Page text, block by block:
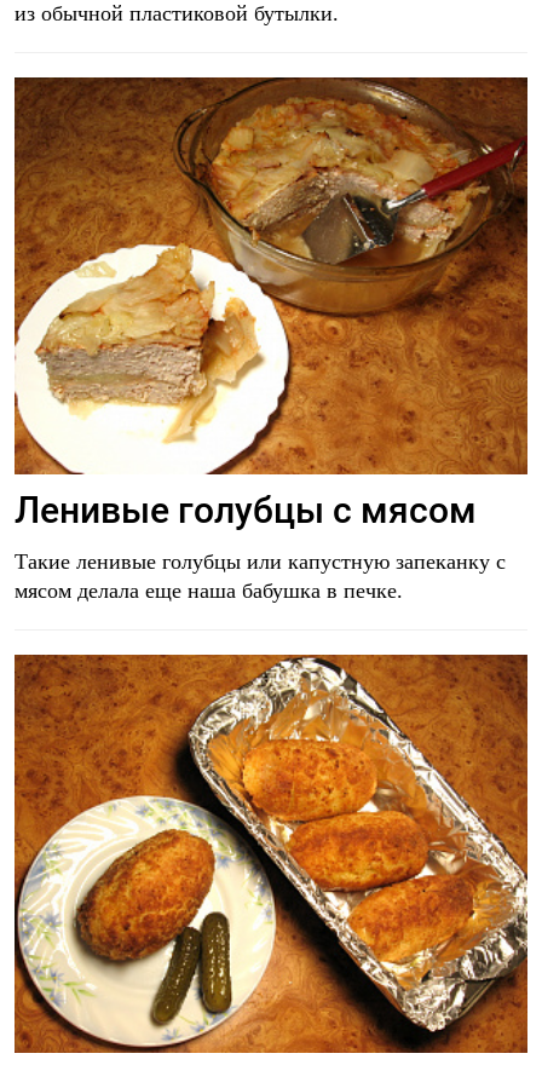
из обычной пластиковой бутылки.
Ленивые голубцы с мясом
Такие ленивые голубцы или капустную запеканку с
мясом делала еще наша бабушка в печке.